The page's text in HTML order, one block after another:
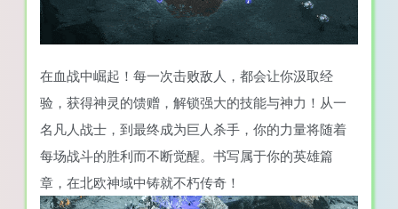
在血战中崛起！每一次击败敌人，都会让你汲取经
验，获得神灵的馈赠，解锁强大的技能与神力！从一
名凡人战士，到最终成为巨人杀手，你的力量将随着
每场战斗的胜利而不断觉醒。书写属于你的英雄篇
章，在北欧神域中铸就不朽传奇！